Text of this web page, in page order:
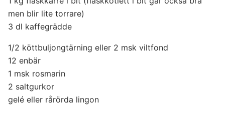
men blir lite torrare)
3 dl kaffegrädde
1/2 köttbuljongtärning eller 2 msk viltfond
12 enbär
1 msk rosmarin
2 saltgurkor
gelé eller rårörda lingon